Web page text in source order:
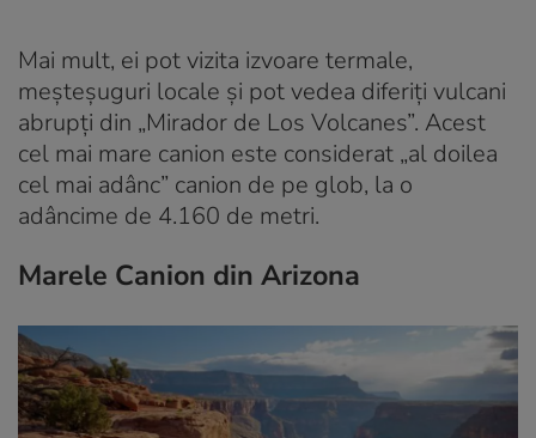
Mai mult, ei pot vizita izvoare termale,
meșteșuguri locale și pot vedea diferiți vulcani
abrupți din „Mirador de Los Volcanes”. Acest
cel mai mare canion este considerat „al doilea
cel mai adânc” canion de pe glob, la o
adâncime de 4.160 de metri.
Marele Canion din Arizona